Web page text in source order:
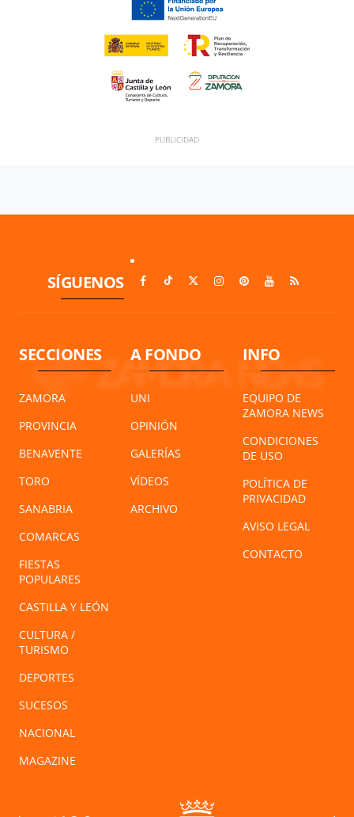
SÍGUENOS
SECCIONES
ZAMORA
PROVINCIA
BENAVENTE
TORO
SANABRIA
COMARCAS
FIESTAS
POPULARES
CASTILLA Y LEÓN
CULTURA /
TURISMO
DEPORTES
SUCESOS
NACIONAL
MAGAZINE
A FONDO
UNI
OPINIÓN
GALERÍAS
VÍDEOS
ARCHIVO
INFO
EQUIPO DE
ZAMORA NEWS
CONDICIONES
DE USO
POLÍTICA DE
PRIVACIDAD
AVISO LEGAL
CONTACTO